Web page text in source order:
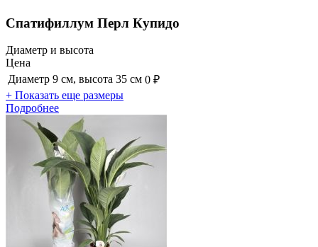
Спатифиллум Перл Купидо
Диаметр и высота
Цена
Диаметр 9 см, высота 35 см 0 ₽
+ Показать еще размеры
Подробнее